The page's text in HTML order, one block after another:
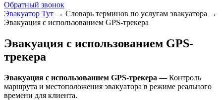
Обратный звонок
Эвакуатор Тут → Словарь терминов по услугам эвакуатора →
Эвакуация с использованием GPS-трекера
Эвакуация с использованием GPS-
трекера
Эвакуация с использованием GPS-трекера —Контроль
маршрута и местоположения эвакуатора в режиме реального
времени для клиента.